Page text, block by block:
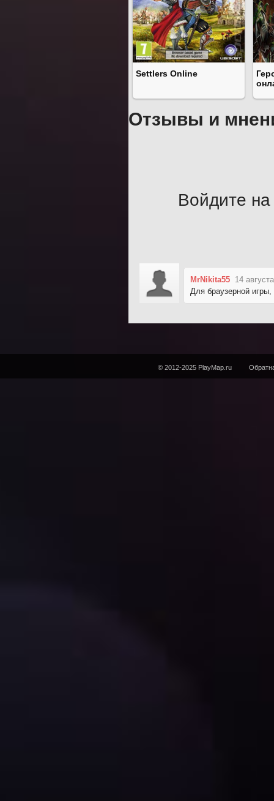
Settlers Online
Отзывы и
Войдите на
MrNikita55 14
Для браузерной
© 2012-2025 PlayMap.ru